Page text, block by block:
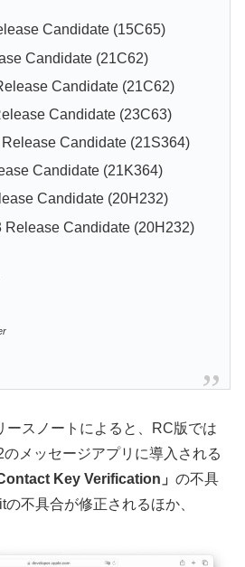
Candidate (15C65)
Candidate (21C62)
Candidate (21C62)
Candidate (23C63)
Candidate (21S364)
Candidate (21K364)
Candidate (20H232)
Release Candidate (20H232)
スノートによると、RC版では
メッセージアプリに導入される
Key Verification」 の不具
不具合が修正されるほか、